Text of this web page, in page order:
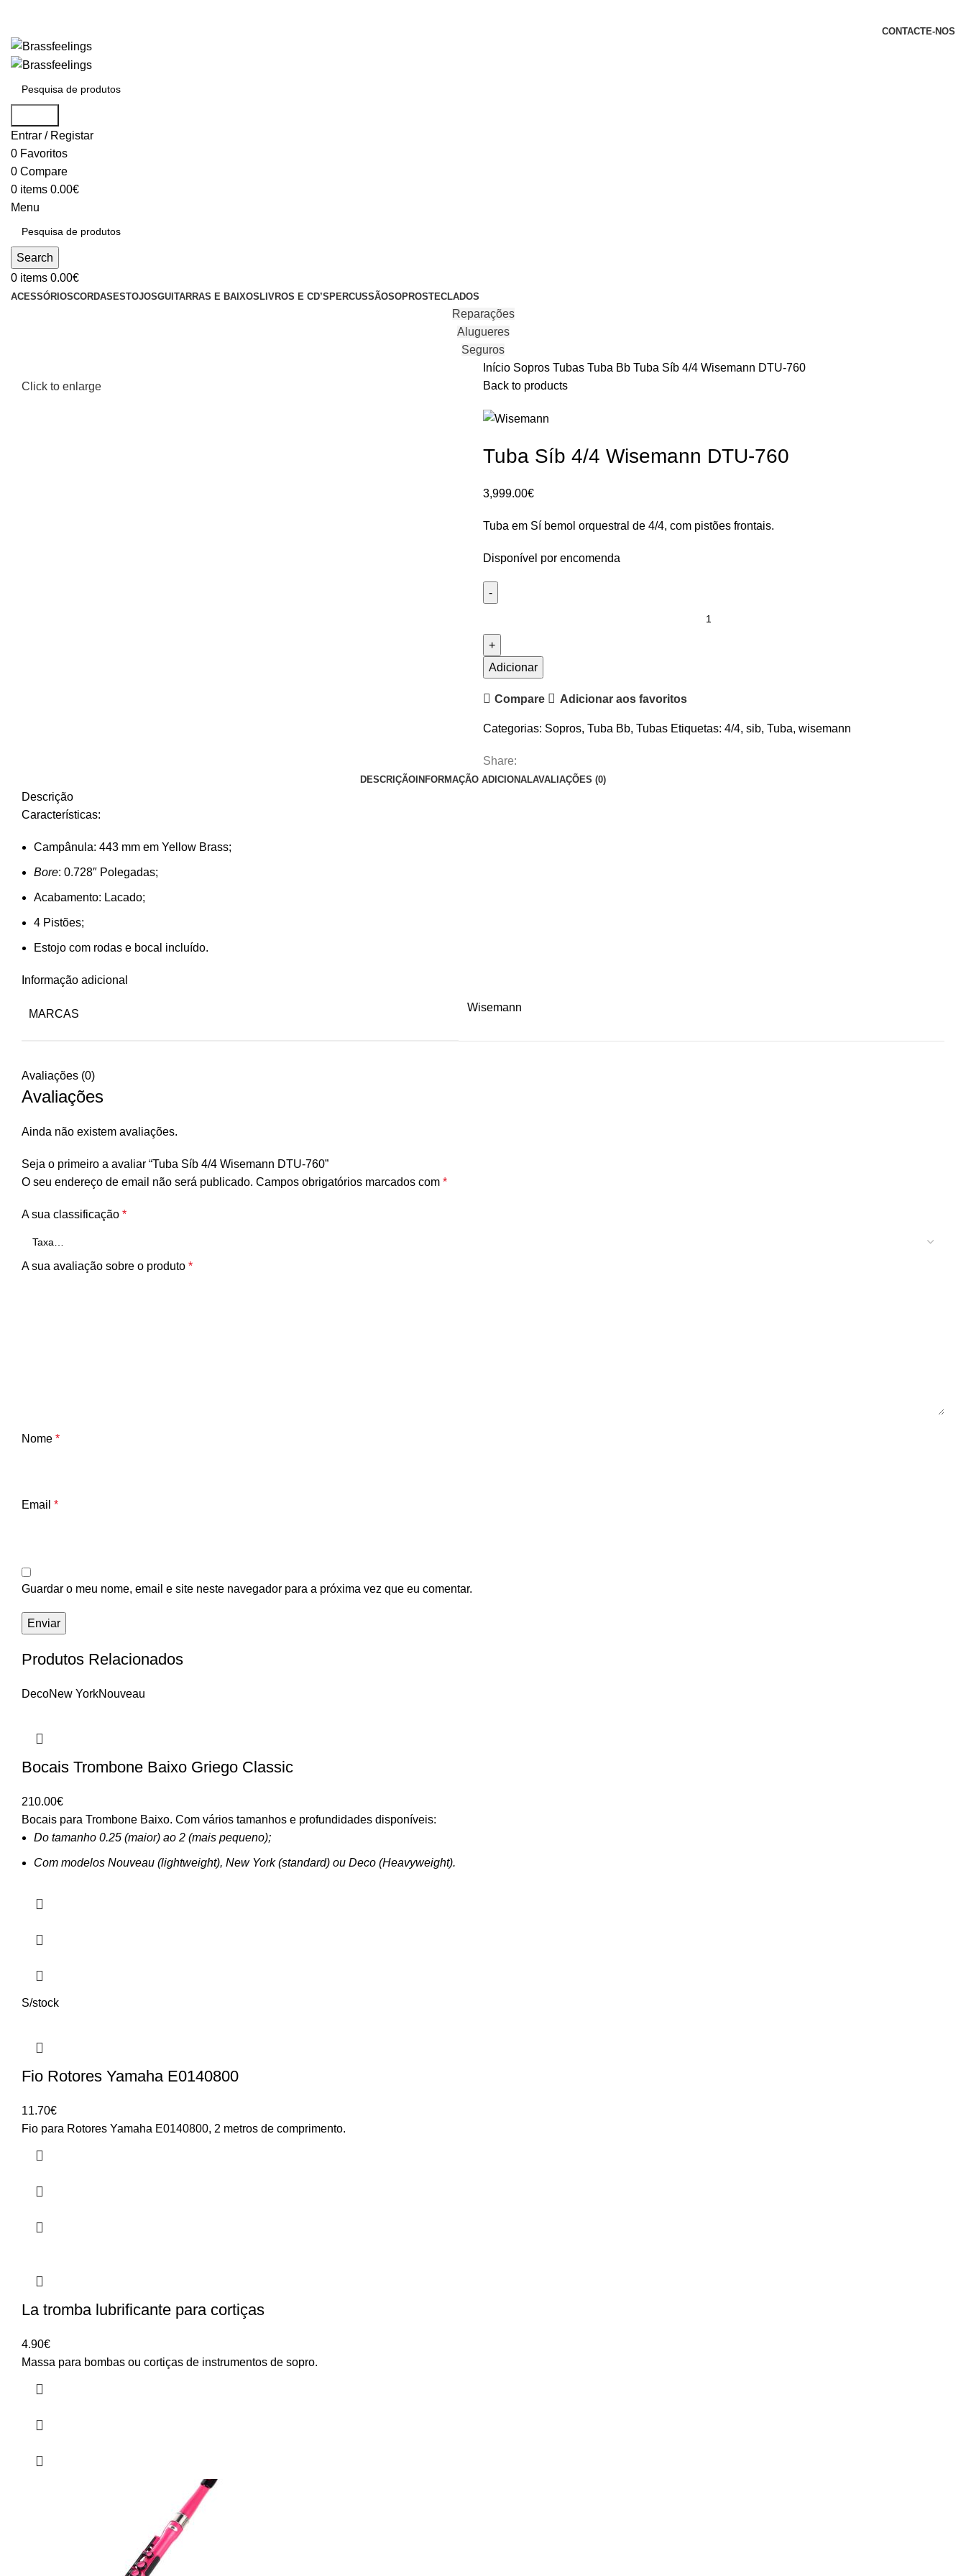
CONTACTE-NOS
Entrar / Registar
0 Favoritos
0 Compare
0 items 0.00€
Menu
Search
0 items 0.00€
ACESSÓRIOSCORDAS ESTOJOSGUITARRAS E BAIXOS LIVROS E CD’S PERCUSSÃOSOPROSTECLADOS
Reparações
Alugueres
Seguros
Click to enlarge
Início Sopros Tubas Tuba Bb Tuba Síb 4/4 Wisemann DTU-760
Back to products
Tuba Síb 4/4 Wisemann DTU-760
3,999.00€
Tuba em Sí bemol orquestral de 4/4, com pistões frontais.
Disponível por encomenda
Tuba
Síb
Wisemann
Adicionar
Compare Adicionar aos favoritos
Categorias: Sopros, Tuba Bb, Tubas Etiquetas: 4/4, sib, Tuba, wisemann
Share:
DESCRIÇÃO INFORMAÇÃO ADICIONALAVALIAÇÕES (0)
Descrição
Características:
Campânula: 443 mm em Yellow Brass;
Bore: 0.728″ Polegadas;
Acabamento: Lacado;
4 Pistões;
Estojo com rodas e bocal incluído.
Informação adicional
MARCAS
Wisemann
Avaliações (0)
Avaliações
Ainda não existem avaliações.
Seja o primeiro a avaliar “Tuba Síb 4/4 Wisemann DTU-760”
O seu endereço de email não será publicado. Campos obrigatórios marcados com *
A sua classificação *
A sua avaliação sobre o produto *
Nome *
Email *
Guardar o meu nome, email e site neste navegador para a próxima vez que eu comentar.
Produtos Relacionados
DecoNew YorkNouveau
Bocais Trombone Baixo Griego Classic
210.00€
Bocais para Trombone Baixo. Com vários tamanhos e profundidades disponíveis:
Do tamanho 0.25 (maior) ao 2 (mais pequeno);
Com modelos Nouveau (lightweight), New York (standard) ou Deco (Heavyweight).
S/stock
Fio Rotores Yamaha E0140800
11.70€
Fio para Rotores Yamaha E0140800, 2 metros de comprimento.
La tromba lubrificante para cortiças
4.90€
Massa para bombas ou cortiças de instrumentos de sopro.